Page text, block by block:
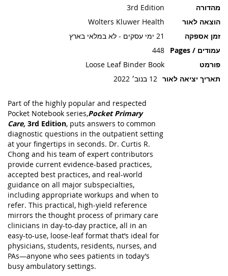
מהדורה
3rd Edition
הוצאה לאור
Wolters Kluwer Health
זמן אספקה
21 ימי עסקים - לא במלאי בארץ
עמודים / Pages
448
פורמט
Loose Leaf Binder Book
תאריך יציאה לאור 12 בנוב׳ 2022
Part of the highly popular and respected
Pocket Notebook series,Pocket Primary
Care, 3rd Edition, puts answers to common
diagnostic questions in the outpatient setting
at your fingertips in seconds. Dr. Curtis R.
Chong and his team of expert contributors
provide current evidence-based practices,
accepted best practices, and real-world
guidance on all major subspecialties,
including appropriate workups and when to
refer. This practical, high-yield reference
mirrors the thought process of primary care
clinicians in day-to-day practice, all in an
easy-to-use, loose-leaf format that’s ideal for
physicians, students, residents, nurses, and
PAs—anyone who sees patients in today’s
busy ambulatory settings.